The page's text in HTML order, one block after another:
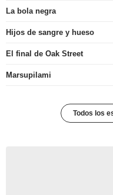
La bola negra
Hijos de sangre y hueso
El final de Oak Street
Marsupilami
Todos los